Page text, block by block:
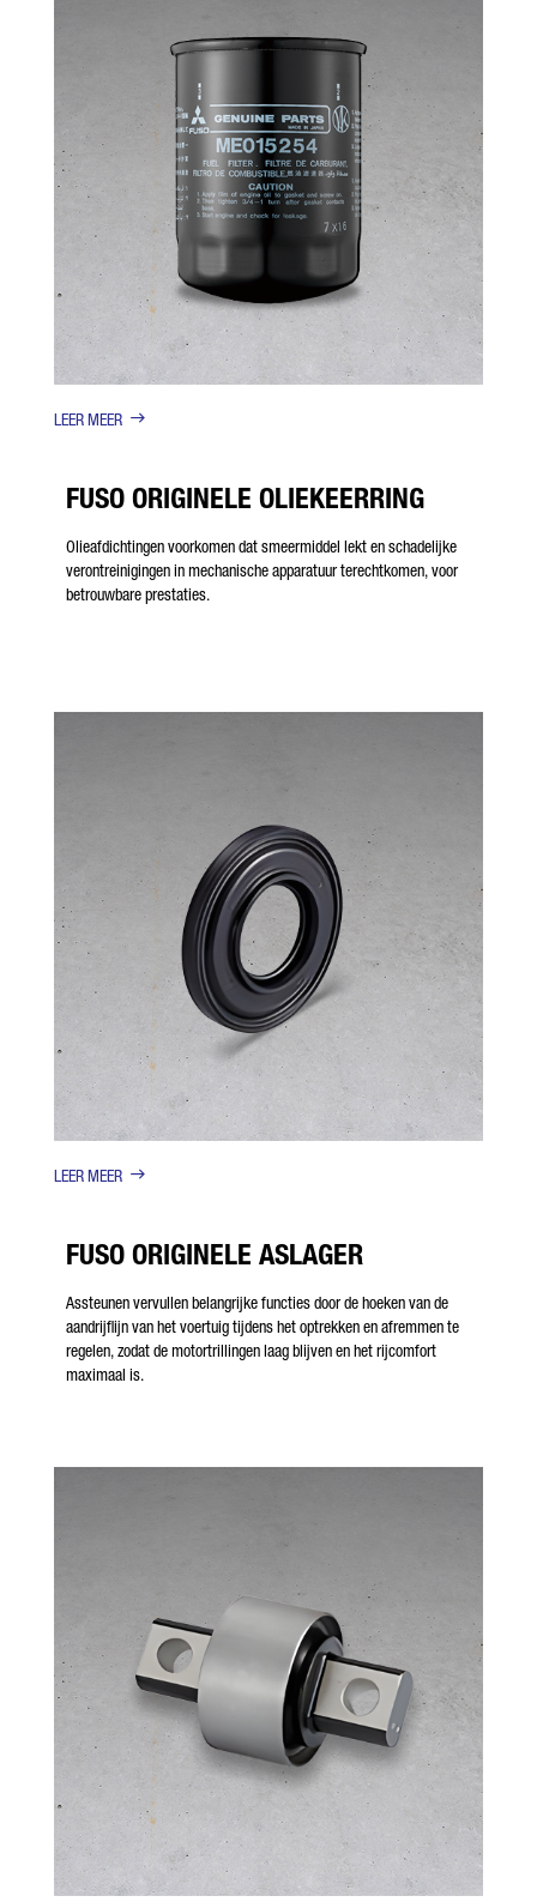
LEER MEER
FUSO ORIGINELE OLIEKEERRING
Olieafdichtingen voorkomen dat smeermiddel lekt en schadelijke
verontreinigingen in mechanische apparatuur terechtkomen, voor
betrouwbare prestaties.
LEER MEER
FUSO ORIGINELE ASLAGER
Assteunen vervullen belangrijke functies door de hoeken van de
aandrijflijn van het voertuig tijdens het optrekken en afremmen te
regelen, zodat de motortrillingen laag blijven en het rijcomfort
maximaal is.